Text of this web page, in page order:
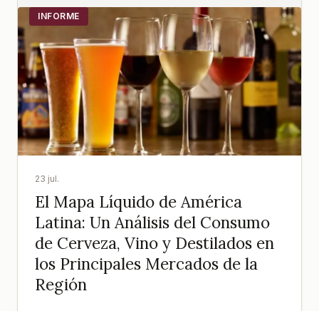
INFORME
23 jul.
El Mapa Líquido de América
Latina: Un Análisis del Consumo
de Cerveza, Vino y Destilados en
los Principales Mercados de la
Región